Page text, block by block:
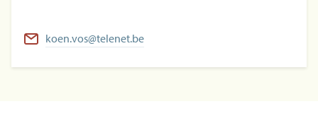
koen.vos@telenet.be